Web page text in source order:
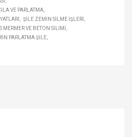
VE PARLATMA
ŞILE ZEMIN SILME IŞLERI
MERMER VE BETON SILIMI
PARLATMA ŞILE